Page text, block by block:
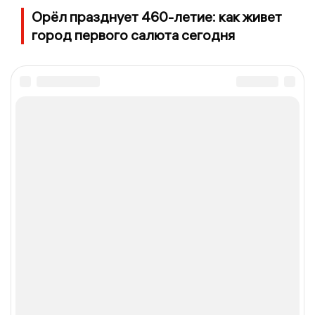
Орёл празднует 460-летие: как живет
город первого салюта сегодня